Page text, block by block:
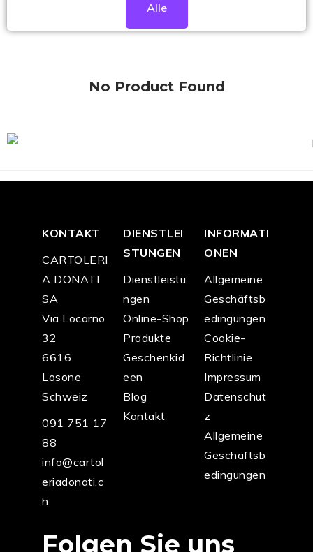
Alle
No Product Found
KONTAKT
CARTOLERI
A DONATI
SA
Via Locarno
32
6616
Losone
Schweiz
091 751 17
88
info@cartol
eriadonati.c
h
DIENSTLEI
STUNGEN
Dienstleistu
ngen
Online-Shop
Produkte
Geschenkid
een
Blog
Kontakt
INFORMATI
ONEN
Allgemeine
Geschäftsb
edingungen
Cookie-
Richtlinie
Impressum
Datenschut
z
Allgemeine
Geschäftsb
edingungen
Folgen Sie uns